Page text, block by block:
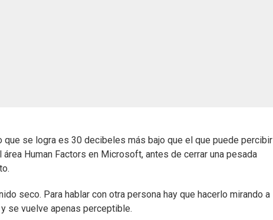
se logra es 30 decibeles más bajo que el que puede percibir
Human Factors en Microsoft, antes de cerrar una pesada
seco. Para hablar con otra persona hay que hacerlo mirando a
se vuelve apenas perceptible.